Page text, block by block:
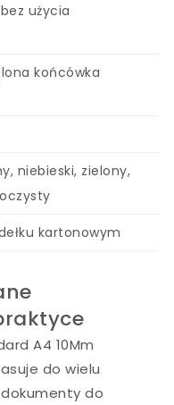
użycia
końcówka
niebieski, zielony,
kartonowym
A4 10Mm
do wielu
do